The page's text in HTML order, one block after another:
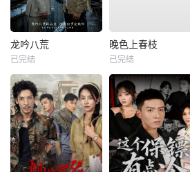
龙吟八荒
已完结
晚色上春枝
已完结